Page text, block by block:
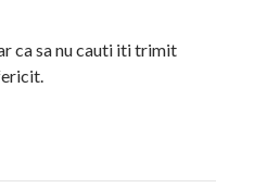
ca sa nu cauti iti trimit